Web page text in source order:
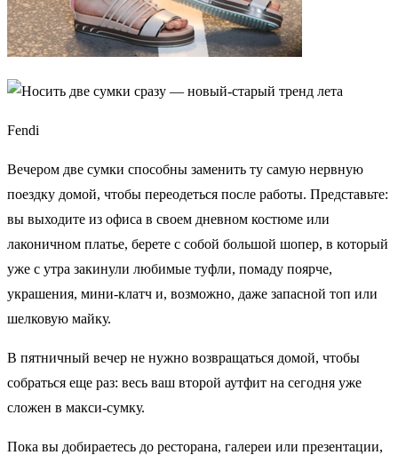
Fendi
Вечером две сумки способны заменить ту самую нервную
поездку домой, чтобы переодеться после работы. Представьте:
вы выходите из офиса в своем дневном костюме или
лаконичном платье, берете с собой большой шопер, в который
уже с утра закинули любимые туфли, помаду поярче,
украшения, мини‑клатч и, возможно, даже запасной топ или
шелковую майку.
В пятничный вечер не нужно возвращаться домой, чтобы
собраться еще раз: весь ваш второй аутфит на сегодня уже
сложен в макси‑сумку.
Пока вы добираетесь до ресторана, галереи или презентации,